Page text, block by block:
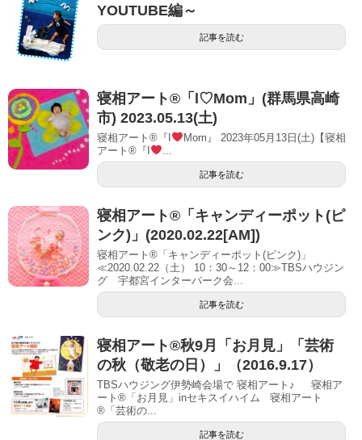
YOUTUBE編～
記事を読む
寝相アート®︎「l♡Mom」(群馬県高崎
市) 2023.05.13(土)
寝相アート®『I
Mom』 2023年05月13日(土)【寝相
アート®︎『I
記事を読む
寝相アート®「キャンディーポット(ピ
ンク)」(2020.02.22[AM])
寝相アート®「キャンディーポット(ピンク)」
≪2020.02.22（土） 10：30～12：00≫TBSハウジン
グ 宇都宮インターパーク会...
記事を読む
寝相アート®秋9月「お月見」「芸術
の秋（敬老の日）」（2016.9.17）
TBSハウジング伊勢崎会場で 寝相アート♪ 寝相ア
ート®︎「お月見」inセキスイハイム 寝相アート
®︎「芸術の...
記事を読む